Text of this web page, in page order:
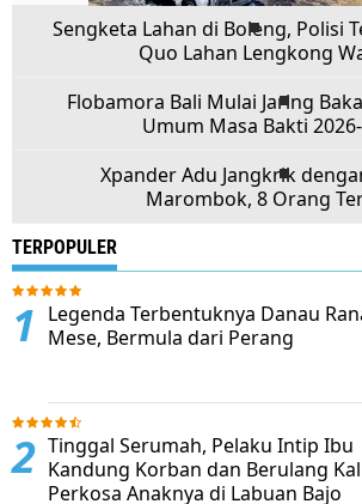
Sengketa Lahan di Boleng, Polisi
Quo Lahan Lengkong
Flobamora Bali Mulai Jaring
Umum Masa Bakti
Xpander Adu Jangkrik
Marombok, 8 Orang
TERPOPULER
Legenda Terbentuknya Danau
Mese, Bermula dari Perang
Tinggal Serumah, Pelaku Intip Ibu
Kandung Korban dan Berulang
Perkosa Anaknya di Labuan Bajo